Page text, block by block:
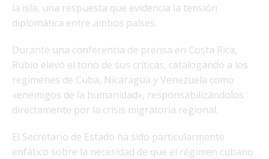
la isla, una respuesta que evidencia la tensión
diplomática entre ambos países.
Durante una conferencia de prensa en Costa Rica,
Rubio elevó el tono de sus críticas, catalogando a los
regímenes de Cuba, Nicaragua y Venezuela como
«enemigos de la humanidad», responsabilizándolos
directamente por la crisis migratoria regional.
El Secretario de Estado ha sido particularmente
enfático sobre la necesidad de que el régimen cubano